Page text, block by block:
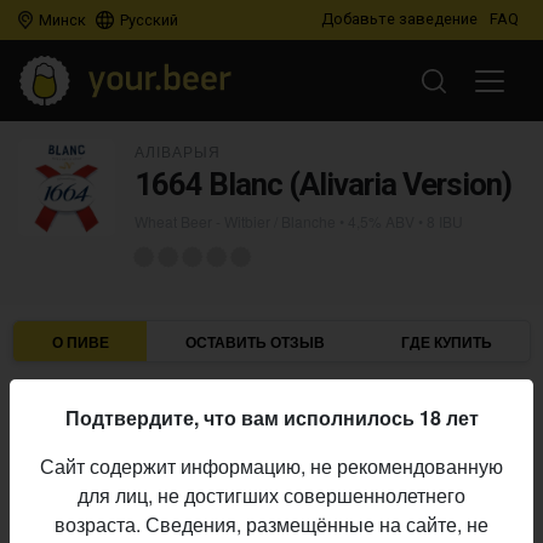
Минск Русский Добавьте заведение FAQ
1664 Blanc (Alivaria Version)
О ПИВЕ ОСТАВИТЬ ОТЗЫВ ГДЕ КУПИТЬ
Пивоварня:
Алкоголь:
4,5%
Горечь:
8 IBU
Начало
Подтвердите, что вам исполнилось 18 лет
Сайт содержит информацию, не рекомендованную
для лиц, не достигших совершеннолетнего
возраста. Сведения, размещённые на сайте, не